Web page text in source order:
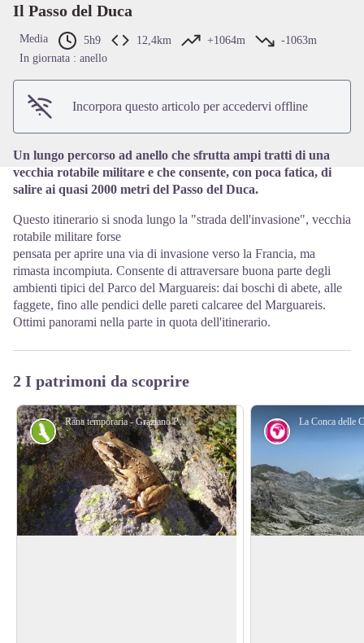
Il Passo del Duca
Media 5h9 12,4km +1064m
-1063m
In giornata : anello
Incorpora questo articolo per accedervi offline
Un lungo percorso ad anello che sfrutta ampi tratti di una
vecchia rotabile militare e che consente, con poca fatica, di
salire ai quasi 2000 metri del Passo del Duca.
Questo itinerario si snoda lungo la "strada dell'invasione", vecchia
rotabile militare forse
pensata per aprire una via di invasione verso la Francia, ma
rimasta incompiuta. Consente di attraversare buona parte degli
ambienti tipici del Parco del Marguareis: dai boschi di abete, alle
faggete, fino alle pendici delle pareti calcaree del Marguareis.
Ottimi panorami nella parte in quota dell'itinerario.
2 I patrimoni da scoprire
Rana temporaria - Graziano Pala
Fauna Geologia